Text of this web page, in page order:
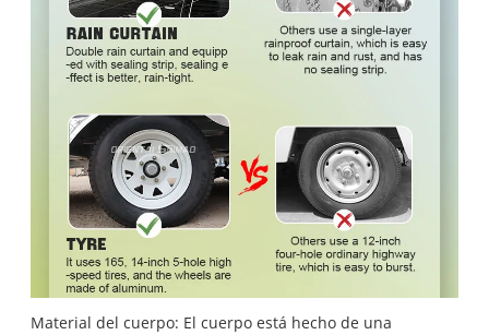
Material del cuerpo: El cuerpo está hecho de una